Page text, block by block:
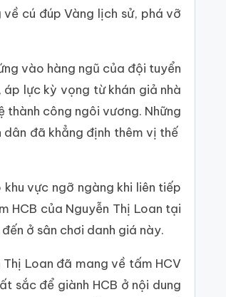
cú đúp Vàng lịch sử, phá vỡ
vào hàng ngũ của đội tuyển
lực kỳ vọng từ khán giả nhà
thành công ngôi vương. Những
đã khẳng định thêm vị thế
vực ngỡ ngàng khi liên tiếp
HCB của Nguyễn Thị Loan tại
ở sân chơi danh giá này.
Loan đã mang về tấm HCV
sắc để giành HCB ở nội dung